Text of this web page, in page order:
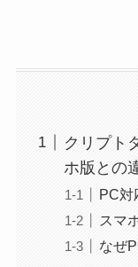
クリプト
ホ版との
PC対
スマ
なぜ